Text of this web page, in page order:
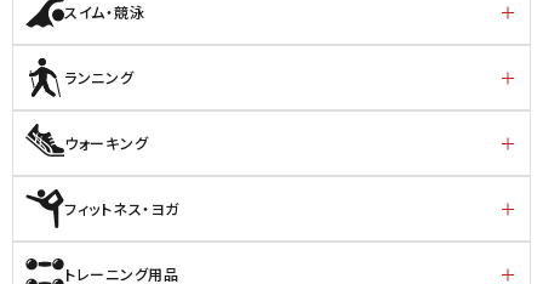
スイム・競泳
ランニング
ウォーキング
フィットネス・ヨガ
トレーニング用品